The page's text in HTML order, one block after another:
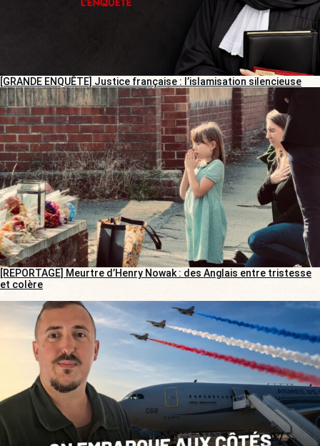
[GRANDE ENQUÊTE] Justice française : l’islamisation silencieuse
[REPORTAGE] Meurtre d’Henry Nowak : des Anglais entre tristesse
et colère